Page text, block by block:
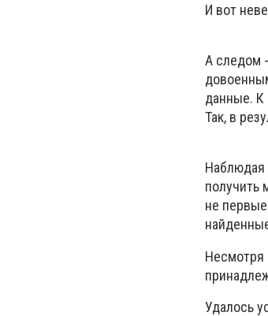
И вот
А следом
данные. К
Так, в
Наблюдая
получить
не
Несмотря
Удалось